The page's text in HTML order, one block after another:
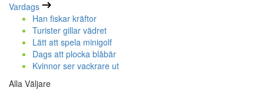
Vardags
Han fiskar kräftor
Turister gillar vädret
Lätt att spela minigolf
Dags att plocka blåbär
Kvinnor ser vackrare ut
Alla Väljare